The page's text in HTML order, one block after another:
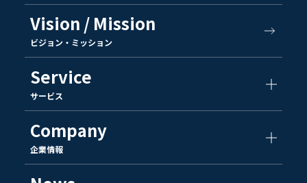
Vision / Mission
ビジョン・ミッション
Service
サービス
Company
企業情報